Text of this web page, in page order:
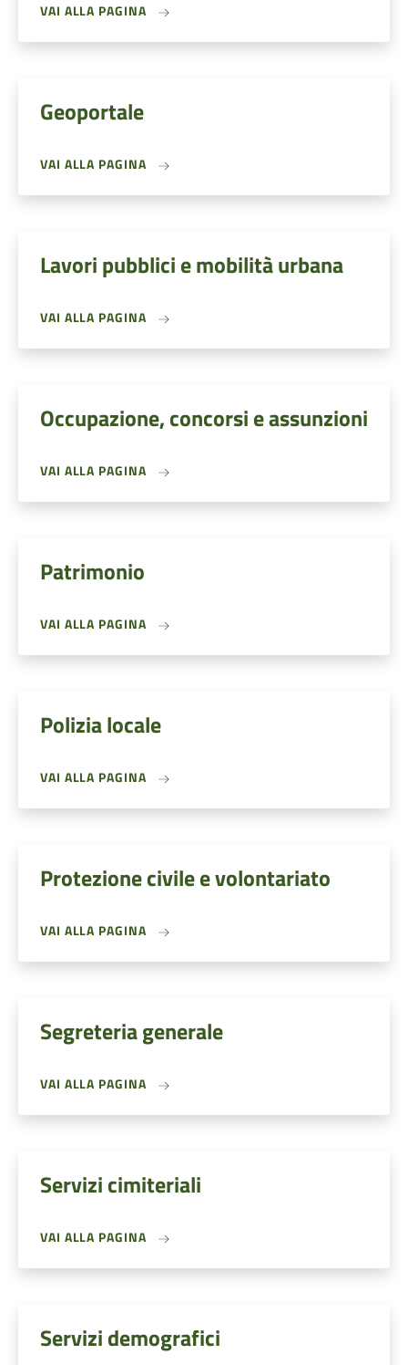
VAI ALLA PAGINA
Geoportale
VAI ALLA PAGINA
Lavori pubblici e mobilità urbana
VAI ALLA PAGINA
Occupazione, concorsi e assunzioni
VAI ALLA PAGINA
Patrimonio
VAI ALLA PAGINA
Polizia locale
VAI ALLA PAGINA
Protezione civile e volontariato
VAI ALLA PAGINA
Segreteria generale
VAI ALLA PAGINA
Servizi cimiteriali
VAI ALLA PAGINA
Servizi demografici